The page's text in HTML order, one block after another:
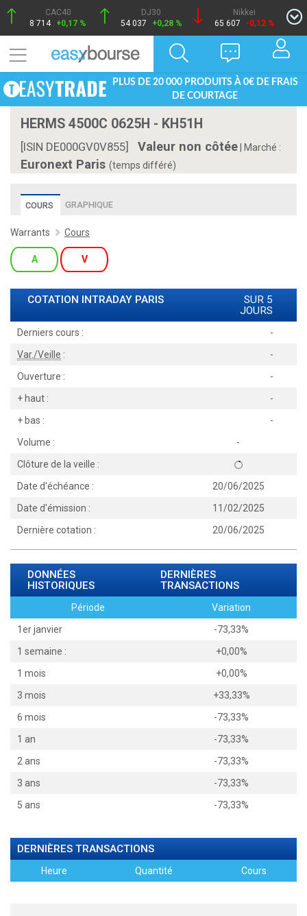
CAC40
8 714 +0,17 %
DJ30
54 037
+0,28 %
Nikkei
65 607
-0,12 %
PLUS DE 20 000 PRODUITS À 0€ DE FRAIS
DE COURTAGE
HERMS 4500C 0625H - KH51H
[ISIN DE000GV0V855] Valeur non côtée Marché :
Euronext Paris (temps différé)
COURS GRAPHIQUE
Warrants Cours
A V
COTATION INTRADAY PARIS
SUR 5
JOURS
Derniers cours :
-
Var./Veille :
-
Ouverture :
-
+ haut :
-
+ bas :
-
Volume :
-
Clôture de la veille :
Date d'échéance :
20/06/2025
Date d'émission :
11/02/2025
Dernière cotation :
20/06/2025
DONNÉES
HISTORIQUES
DERNIÈRES
TRANSACTIONS
Période
Variation
1er janvier
-73,33%
1 semaine :
+0,00%
1 mois
+0,00%
3 mois
+33,33%
6 mois
-73,33%
1 an
-73,33%
2 ans
-73,33%
3 ans
-73,33%
5 ans
-73,33%
DERNIÈRES TRANSACTIONS
Heure Quantité Cours